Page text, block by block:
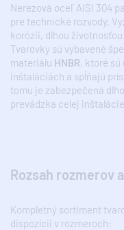
Nerezová oceľ AISI 304
pre technické rozvody.
korózii, dlhou
Tvarovky sú vybavené
materiálu HNBR , ktoré
inštaláciách a spĺňajú
tomu je zabezpečená
prevádzka celej inštalácie.
Rozsah rozmerov
Kompletný sortiment
dispozícii v rozmeroch: